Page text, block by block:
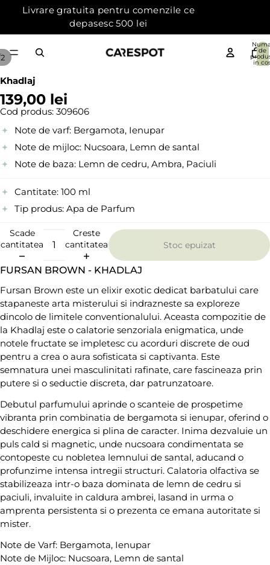
Livrare gratuita pentru comenzile ce
depasesc 500 lei
de
in
2
Khadlaj
139,00 lei
Cod produs: 309606
Note de varf: Bergamota, Ienupar
Note de mijloc: Nucsoara, Lemn de santal
Note de baza: Lemn de cedru, Ambra, Paciuli
Cantitate: 100 ml
Tip produs: Apa de Parfum
Scade
cantitatea
Creste
cantitatea
Stoc epuizat
FURSAN BROWN - KHADLAJ
Fursan Brown este un elixir exotic dedicat barbatului care
stapaneste arta misterului si indrazneste sa exploreze
dincolo de limitele conventionalului. Aceasta compozitie de
la Khadlaj este o calatorie senzoriala enigmatica, unde
notele fructate se impletesc cu acorduri discrete de oud
pentru a crea o aura sofisticata si captivanta. Este
semnatura unei masculinitati rafinate, care fascineaza prin
putere si o seductie discreta, dar patrunzatoare.
Debutul parfumului aprinde o scanteie de prospetime
vibranta prin combinatia de bergamota si ienupar, oferind o
deschidere energica si plina de caracter. Inima dezvaluie un
puls cald si magnetic, unde nucsoara condimentata se
contopeste cu nobletea lemnului de santal, aducand o
profunzime intensa intregii structuri. Calatoria olfactiva se
stabilizeaza intr-o baza dominata de lemn de cedru si
paciuli, invaluite in caldura ambrei, lasand in urma o
amprenta persistenta si o prezenta ce emana autoritate si
mister.
Note de Varf: Bergamota, Ienupar
Note de Mijloc: Nucsoara, Lemn de santal